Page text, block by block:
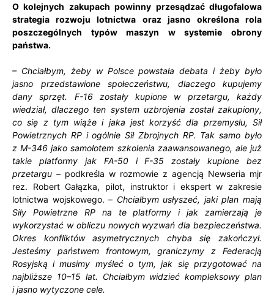
O kolejnych zakupach powinny przesądzać długofalowa
strategia rozwoju lotnictwa oraz jasno określona rola
poszczególnych typów maszyn w systemie obrony
państwa.
– Chciałbym, żeby w Polsce powstała debata i żeby było
jasno przedstawione społeczeństwu, dlaczego kupujemy
dany sprzęt. F-16 zostały kupione w przetargu, każdy
wiedział, dlaczego ten system uzbrojenia został zakupiony,
co się z tym wiąże i jaka jest korzyść dla przemysłu, Sił
Powietrznych RP i ogólnie Sił Zbrojnych RP. Tak samo było
z M-346 jako samolotem szkolenia zaawansowanego, ale już
takie platformy jak FA-50 i F-35 zostały kupione bez
przetargu – podkreśla w rozmowie z agencją Newseria mjr
rez. Robert Gałązka, pilot, instruktor i ekspert w zakresie
lotnictwa wojskowego. – Chciałbym usłyszeć, jaki plan mają
Siły Powietrzne RP na te platformy i jak zamierzają je
wykorzystać w obliczu nowych wyzwań dla bezpieczeństwa.
Okres konfliktów asymetrycznych chyba się zakończył.
Jesteśmy państwem frontowym, graniczymy z Federacją
Rosyjską i musimy myśleć o tym, jak się przygotować na
najbliższe 10–15 lat. Chciałbym widzieć kompleksowy plan
i jasno wytyczone cele.